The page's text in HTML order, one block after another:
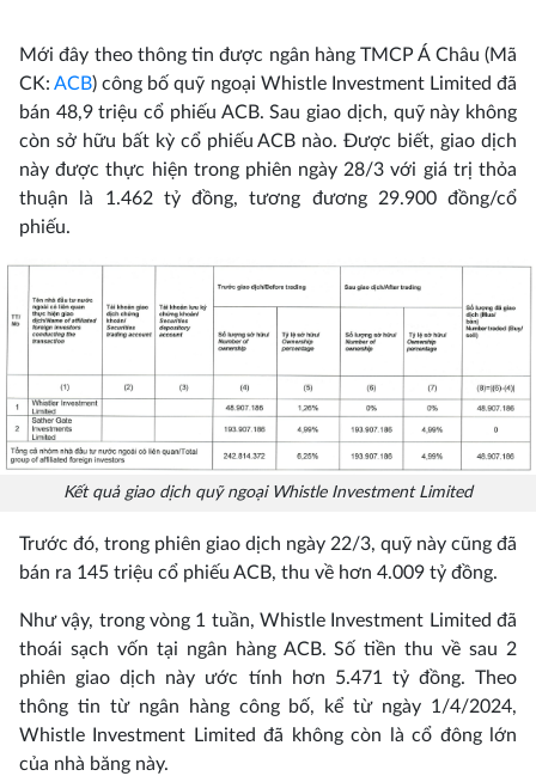
Mới đây theo thông tin được ngân hàng TMCP Á Châu (Mã
CK:ACB) công bố quỹ ngoại Whistle Investment Limited đã
bán 48,9 triệu cổ phiếu ACB. Sau giao dịch, quỹ này không
còn sở hữu bất kỳ cổ phiếu ACB nào. Được biết, giao dịch
này được thực hiện trong phiên ngày 28/3 với giá trị thỏa
thuận là 1.462 tỷ đồng, tương đương 29.900 đồng/cổ
phiếu.
Kết quả giao dịch quỹ ngoại Whistle Investment Limited
Trước đó, trong phiên giao dịch ngày 22/3, quỹ này cũng đã
bán ra 145 triệu cổ phiếu ACB, thu về hơn 4.009 tỷ đồng.
Như vậy, trong vòng 1 tuần, Whistle Investment Limited đã
thoái sạch vốn tại ngân hàng ACB. Số tiền thu về sau 2
phiên giao dịch này ước tính hơn 5.471 tỷ đồng. Theo
thông tin từ ngân hàng công bố, kể từ ngày 1/4/2024,
Whistle Investment Limited đã không còn là cổ đông lớn
của nhà băng này.